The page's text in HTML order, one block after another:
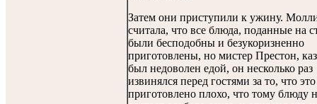
Затем они приступили к ужину.
считала, что все блюда, поданные на
были бесподобны и безукоризненно
приготовлены, но мистер Престон,
был недоволен едой, он несколько раз
извинялся перед гостями за то, что
приготовлено плохо, что тому блюду